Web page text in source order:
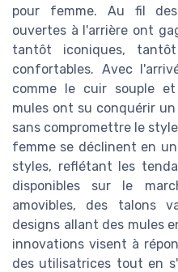
pour femme. Au fil
ouvertes à l'arrière ont
tantôt iconiques,
confortables. Avec
comme le cuir souple
mules ont su conquérir
sans compromettre le
femme se déclinent en
styles, reflétant les
disponibles sur le
amovibles, des talons
designs allant des mules
innovations visent à
des utilisatrices tout en